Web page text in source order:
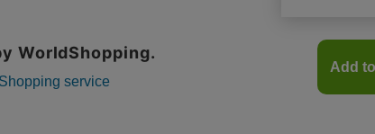
、雑誌掲載商品を紹介するコンテンツ、
ントなどのサービスをご提供。
よう願っています。